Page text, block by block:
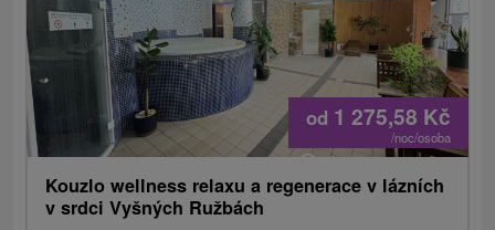
od 1 275,58 Kč
/noc/osoba
Kouzlo wellness relaxu a regenerace v lázních
v srdci Vyšných Ružbách